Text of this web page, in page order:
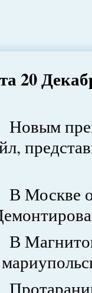
20
Новым
В Москве
В